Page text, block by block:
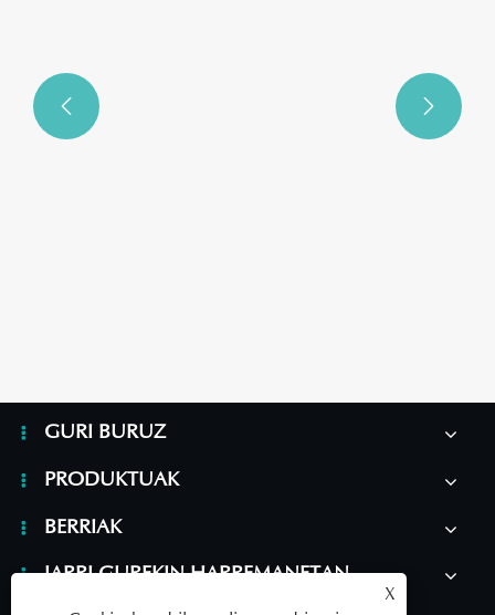
 
GURI BURUZ
PRODUKTUAK
BERRIAK
JARRI GUREKIN HARREMANETAN
X